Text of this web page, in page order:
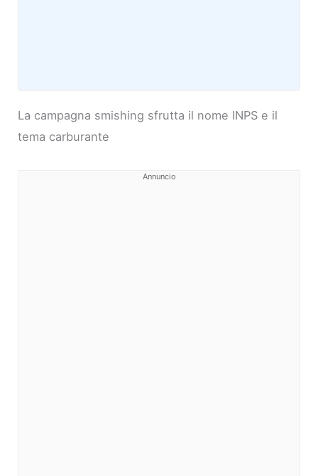
La campagna smishing sfrutta il nome INPS e il
tema carburante
Annuncio